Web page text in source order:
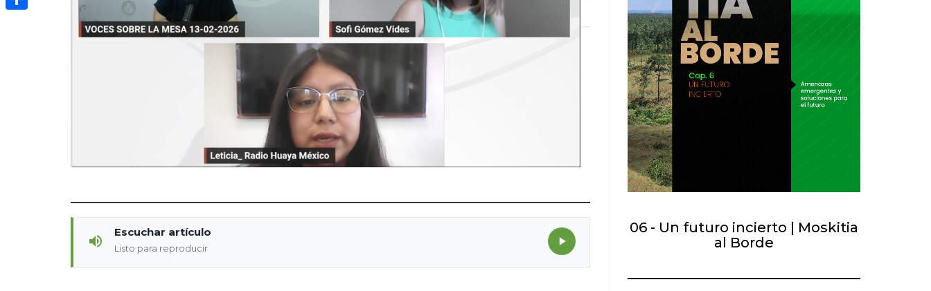
Escuchar artículo
Listo para reproducir
06 - Un futuro incierto | Moskitia
al Borde